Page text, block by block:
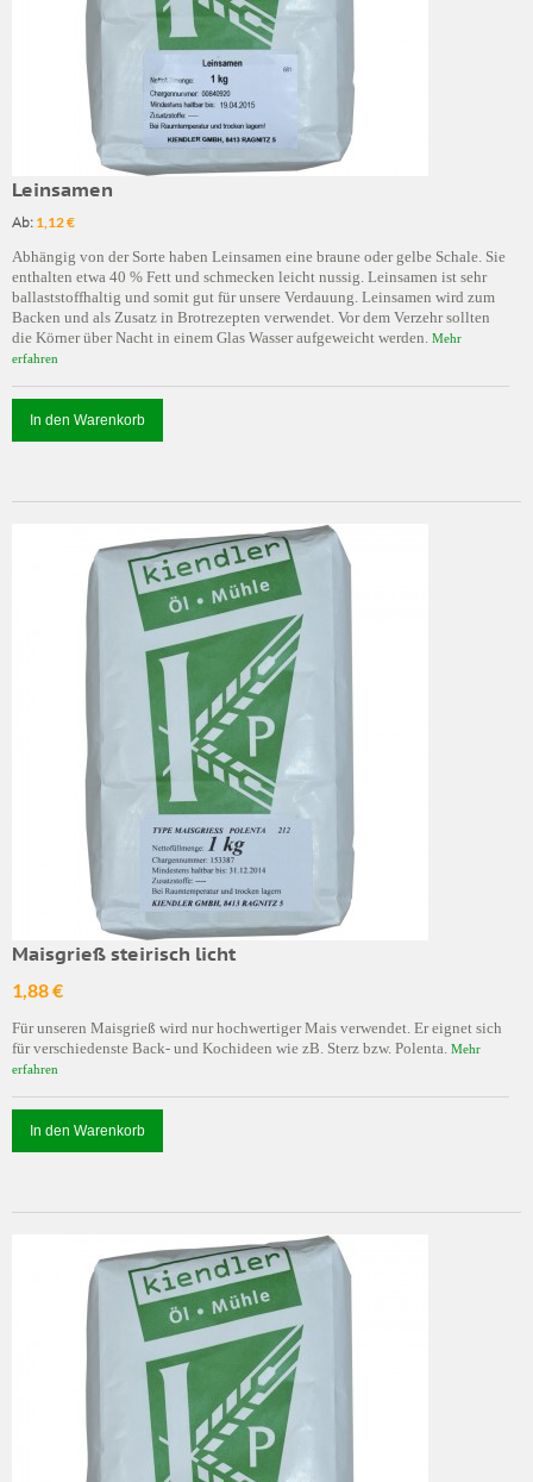
Leinsamen
Ab: 1,12 €
Abhängig von der Sorte haben Leinsamen eine braune oder gelbe Schale. Sie
enthalten etwa 40 % Fett und schmecken leicht nussig. Leinsamen ist sehr
ballaststoffhaltig und somit gut für unsere Verdauung. Leinsamen wird zum
Backen und als Zusatz in Brotrezepten verwendet. Vor dem Verzehr sollten
die Körner über Nacht in einem Glas Wasser aufgeweicht werden. Mehr
erfahren
In den Warenkorb
Maisgrieß steirisch licht
1,88 €
Für unseren Maisgrieß wird nur hochwertiger Mais verwendet. Er eignet sich
für verschiedenste Back- und Kochideen wie zB. Sterz bzw. Polenta. Mehr
erfahren
In den Warenkorb